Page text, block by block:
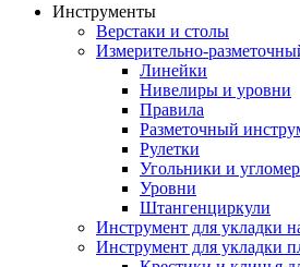
Инструменты
Верстаки и столы
Измерительно-
Линейки
Нивелиры и уровни
Правила
Разметочный
Рулетки
Угольники и
Уровни
Штангенциркули
Инструмент для укладки
Инструмент для укладки